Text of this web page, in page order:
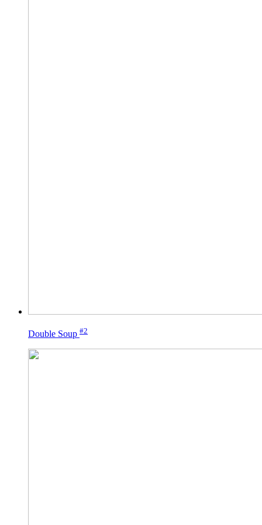
Double Soup #2